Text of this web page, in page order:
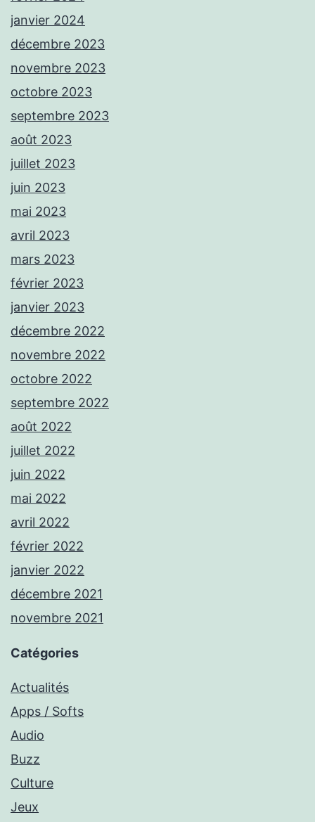
janvier 2024
décembre 2023
novembre 2023
octobre 2023
septembre 2023
août 2023
juillet 2023
juin 2023
mai 2023
avril 2023
mars 2023
février 2023
janvier 2023
décembre 2022
novembre 2022
octobre 2022
septembre 2022
août 2022
juillet 2022
juin 2022
mai 2022
avril 2022
février 2022
janvier 2022
décembre 2021
novembre 2021
Catégories
Actualités
Apps / Softs
Audio
Buzz
Culture
Jeux